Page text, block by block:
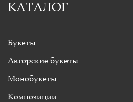
КАТАЛОГ
Букеты
Авторские букеты
Монобукеты
Композиции